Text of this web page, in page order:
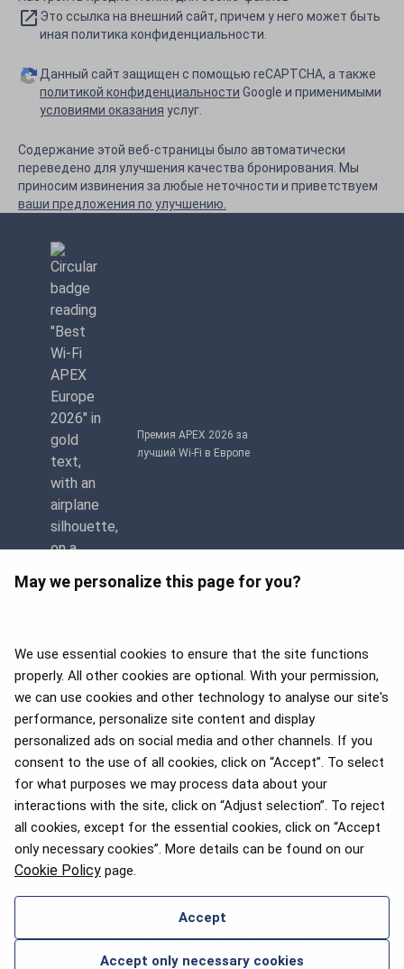
May we personalize this page for you?
We use essential cookies to ensure that the site functions
properly. All other cookies are optional. With your permission,
we can use cookies and other technology to analyse our site's
performance, personalize site content and display
personalized ads on social media and other channels. If you
consent to the use of all cookies, click on “Accept”. To select
for what purposes we may process data about your
interactions with the site, click on “Adjust selection”. To reject
all cookies, except for the essential cookies, click on “Accept
only necessary cookies”. More details can be found on our
Cookie Policy page.
Accept
Accept only necessary cookies
Это ссылка на внешний сайт, причем у него может быть
иная политика конфиденциальности.
Данный сайт защищен с помощью reCAPTCHA, а также
политикой конфиденциальности Google и применимыми
условиями оказания услуг.
Содержание этой веб-страницы было автоматически
переведено для улучшения качества бронирования. Мы
приносим извинения за любые неточности и приветствуем
ваши предложения по улучшению.
Премия APEX 2026 за
лучший Wi-Fi в Европе
APEX 2026 Five Star Major
Airline Award
Премия Flyers' Choice 2025
СВЯЖИТЕСЬ С НАМИ